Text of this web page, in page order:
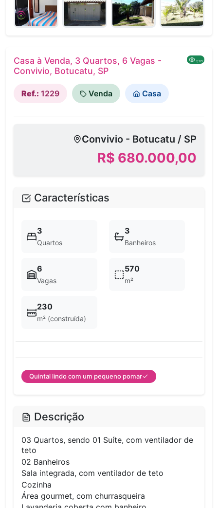
Casa à Venda, 3 Quartos, 6 Vagas -
Convivio, Botucatu, SP
2,275
Ref.: 1229 Venda Casa
Convivio - Botucatu / SP
R$ 680.000,00
Características
3
Quartos
3
Banheiros
6
Vagas
570
m²
230
m² (construída)
Quintal lindo com um pequeno pomar
Descrição
03 Quartos, sendo 01 Suíte, com ventilador de
teto
02 Banheiros
Sala integrada, com ventilador de teto
Cozinha
Área gourmet, com churrasqueira